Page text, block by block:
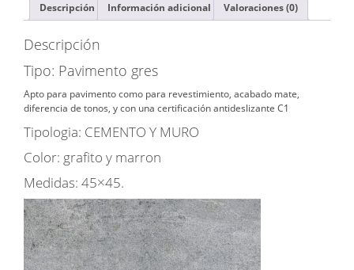
Descripción Información adicional Valoraciones (0)
Descripción
Tipo: Pavimento gres
Apto para pavimento como para revestimiento, acabado mate,
diferencia de tonos, y con una certificación antideslizante C1
Tipologia: CEMENTO Y MURO
Color: grafito y marron
Medidas: 45×45.